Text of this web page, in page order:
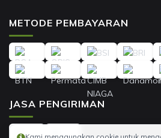
METODE PEMBAYARAN
JASA PENGIRIMAN